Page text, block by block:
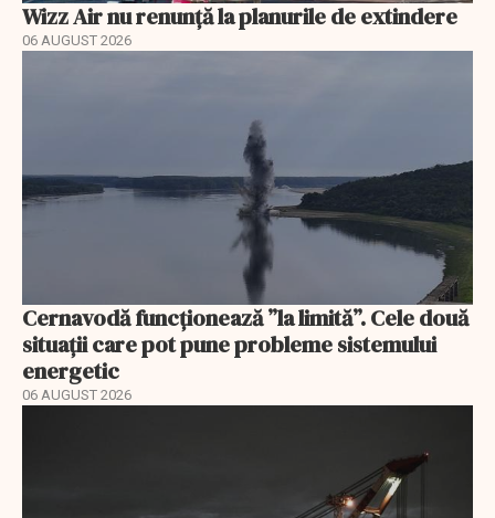
Wizz Air nu renunță la planurile de extindere
06 AUGUST 2026
Cernavodă funcționează ”la limită”. Cele două
situații care pot pune probleme sistemului
energetic
06 AUGUST 2026